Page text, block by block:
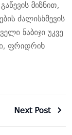
მიზნით,
ძალისხმევის
ნაბიჯი უკვე
ფრიდრიხ
Next Post